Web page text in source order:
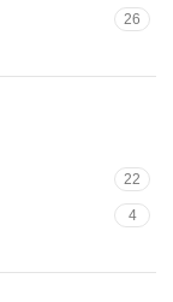
26
22
4